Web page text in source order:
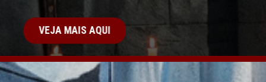
VEJA MAIS AQUI